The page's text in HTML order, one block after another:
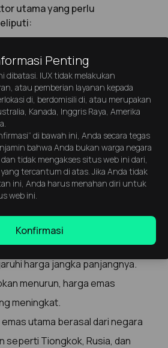
utama yang perlu
Permintaan emas di
secara langsung
harganya.
Emas digunakan dalam
elektronik, seperti smartphone
karena sifat
yang sangat baik.
yang ditambang setiap tahun
harga jangka panjangnya.
menurun, harga emas
meningkat.
utama berasal dari negara
seperti Tiongkok, Rusia, dan
Penting
dibatasi. IUX tidak melakukan
atau pemberian layanan kepada
di, berdomisili di, atau merupakan
Kanada, Inggris Raya, Amerika
di bawah ini, Anda secara tegas
bahwa Anda bukan warga negara
tidak mengakses situs web ini dari,
tercantum di atas. Jika Anda tidak
ini, Anda harus menahan diri untuk
web ini.
Konfirmasi